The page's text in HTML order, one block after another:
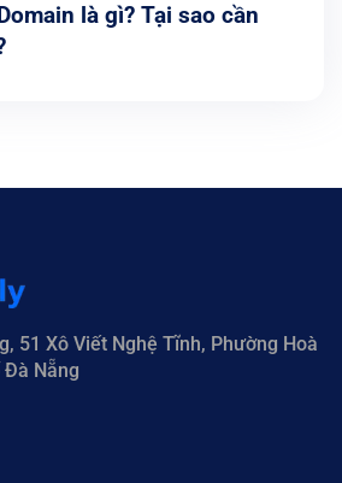
là gì? Tại sao cần
51 Xô Viết Nghệ Tĩnh, Phường Hoà
Đà Nẵng